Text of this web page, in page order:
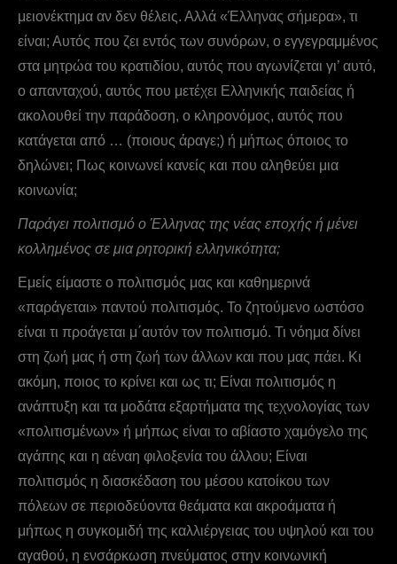
μειονέκτημα αν δεν θέλεις. Αλλά «Έλληνας σήμερα», τι
είναι; Αυτός που ζει εντός των συνόρων, ο εγγεγραμμένος
στα μητρώα του κρατιδίου, αυτός που αγωνίζεται γι’ αυτό,
ο απανταχού, αυτός που μετέχει Ελληνικής παιδείας ή
ακολουθεί την παράδοση, ο κληρονόμος, αυτός που
κατάγεται από … (ποιους άραγε;) ή μήπως όποιος το
δηλώνει; Πως κοινωνεί κανείς και που αληθεύει μια
κοινωνία;
Παράγει πολιτισμό ο Έλληνας της νέας εποχής ή μένει
κολλημένος σε μια ρητορική ελληνικότητα;
Εμείς είμαστε ο πολιτισμός μας και καθημερινά
«παράγεται» παντού πολιτισμός. Το ζητούμενο ωστόσο
είναι τι προάγεται μ΄αυτόν τον πολιτισμό. Τι νόημα δίνει
στη ζωή μας ή στη ζωή των άλλων και που μας πάει. Κι
ακόμη, ποιος το κρίνει και ως τι; Είναι πολιτισμός η
ανάπτυξη και τα μοδάτα εξαρτήματα της τεχνολογίας των
«πολιτισμένων» ή μήπως είναι το αβίαστο χαμόγελο της
αγάπης και η αέναη φιλοξενία του άλλου; Είναι
πολιτισμός η διασκέδαση του μέσου κατοίκου των
πόλεων σε περιοδεύοντα θεάματα και ακροάματα ή
μήπως η συγκομιδή της καλλιέργειας του υψηλού και του
αγαθού, η ενσάρκωση πνεύματος στην κοινωνική